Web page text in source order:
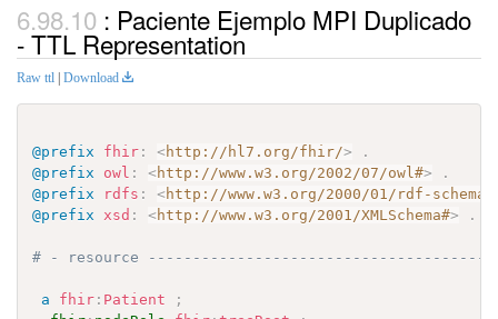
: Paciente Ejemplo MPI Duplicado
- TTL Representation
Raw ttl Download
@prefix fhir : <http://hl7.org/fhir/>
.
@prefix
owl : <http://www.w3.org/2002/07/owl#>
.
@prefix
rdfs : <http://www.w3.org/2000/01/rdf-schema#
@prefix
xsd : <http://www.w3.org/2001/XMLSchema#> .
# - resource
a fhir : Patient
;